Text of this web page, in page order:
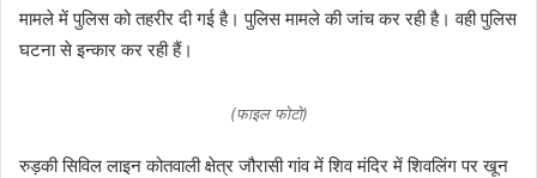
मामले में पुलिस को तहरीर दी गई है। पुलिस मामले की जांच कर रही है। वही पुलिस
घटना से इन्कार कर रही हैं।
(फाइल फोटो)
रुड़की सिविल लाइन कोतवाली क्षेत्र जौरासी गांव में शिव मंदिर में शिवलिंग पर खून